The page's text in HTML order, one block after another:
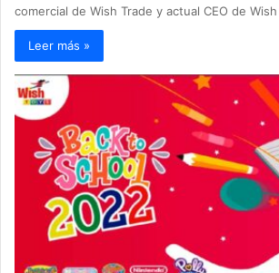
comercial de Wish Trade y actual CEO de
Leer más »